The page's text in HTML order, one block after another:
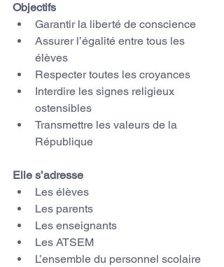
Objectifs
Garantir la liberté de conscience
Assurer l’égalité entre tous les
élèves
Respecter toutes les croyances
Interdire les signes religieux
ostensibles
Transmettre les valeurs de la
République
Elle s’adresse
Les élèves
Les parents
Les enseignants
Les ATSEM
L’ensemble du personnel scolaire